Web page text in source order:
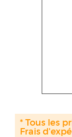
* Tous les
Frais